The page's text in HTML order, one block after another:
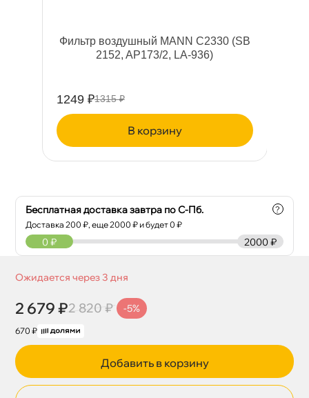
Фильтр воздушный MANN C2330 (SB
2152, AP173/2, LA-936)
1249 ₽1315 ₽
корзину
Бесплатная доставка завтра по С-Пб.
Доставка200 ₽, еще2000 ₽ и будет 0 ₽
?
2000 ₽
0 ₽
Ожидается через 3 дня
2 679 ₽2 820 ₽ -5%
670 ₽
Добавить в корзину